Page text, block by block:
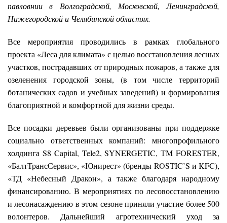
павловнии в Волгоградской, Московской, Ленинградской,
Нижегородской и Челябинской областях.
Все мероприятия проводились в рамках глобального
проекта «Леса для климата» с целью восстановления лесных
участков, пострадавших от природных пожаров, а также для
озеленения городской зоны, (в том числе территорий
ботанических садов и учебных заведений) и формирования
благоприятной и комфортной для жизни среды.
Все посадки деревьев были организованы при поддержке
социально ответственных компаний: многопрофильного
холдинга S8 Capital, Tele2, SYNERGETIC, ТМ FORESTER,
«БалтТрансСервис», «Юнирест» (бренды ROSTIC’S и KFC),
«ТД «Небесный Дракон», а также благодаря народному
финансированию. В мероприятиях по лесовосстановлению
и лесонасаждению в этом сезоне приняли участие более 500
волонтеров. Дальнейший агротехнический уход за